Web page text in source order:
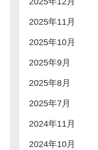
2025年11月
2025年10月
2025年9月
2025年8月
2025年7月
2024年11月
2024年10月